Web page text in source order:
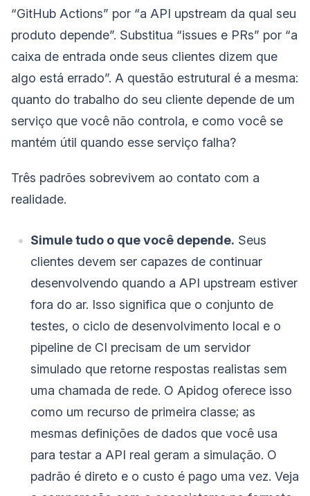
“GitHub Actions” por “a API upstream da qual seu
produto depende”. Substitua “issues e PRs” por “a
caixa de entrada onde seus clientes dizem que
algo está errado”. A questão estrutural é a mesma:
quanto do trabalho do seu cliente depende de um
serviço que você não controla, e como você se
mantém útil quando esse serviço falha?
Três padrões sobrevivem ao contato com a
realidade.
Simule tudo o que você depende. Seus
clientes devem ser capazes de continuar
desenvolvendo quando a API upstream estiver
fora do ar. Isso significa que o conjunto de
testes, o ciclo de desenvolvimento local e o
pipeline de CI precisam de um servidor
simulado que retorne respostas realistas sem
uma chamada de rede. O Apidog oferece isso
como um recurso de primeira classe; as
mesmas definições de dados que você usa
para testar a API real geram a simulação. O
padrão é direto e o custo é pago uma vez. Veja